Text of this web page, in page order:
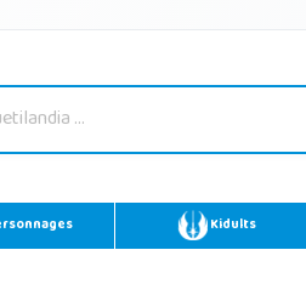
Kidults